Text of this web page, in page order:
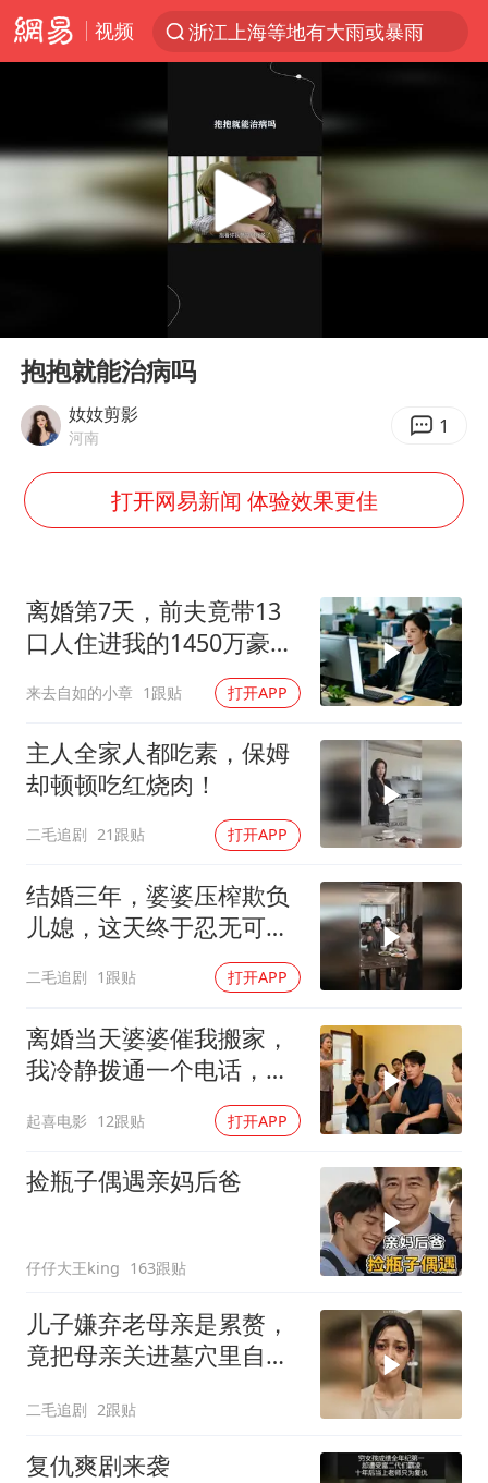
视频
浙江上海等地有大雨或暴雨
解锁各地夏日限定体验
金饰克价一夜涨回1300元
白海豚将正面袭击贯穿浙江
浙江台州《告全体市民书》
酒店回应车内过夜被收150元
牛津大学一纸声明甩不了锅
儿子陪躺平老爹体验外卖员火了
香港宏福苑火灾或由烟头引起
西贝创始人贾国龙押注鲜羊赛道
人民的健康、体质、幸福一脉相承
Play
抱抱就能治病吗
奻奻剪影
河南 1
打开网易新闻 体验效果更佳
离婚第7天，前夫竟带13
口人住进我的1450万豪
来去自如的小章 1跟贴 打开APP
主人全家人都吃素，保姆
却顿顿吃红烧肉！
二毛追剧 21跟贴 打开APP
结婚三年，婆婆压榨欺负
儿媳，这天终于忍无可
二毛追剧 1跟贴 打开APP
离婚当天婆婆催我搬家，
我冷静拨通一个电话，全
起喜电影 12跟贴 打开APP
捡瓶子偶遇亲妈后爸
仔仔大王king 163跟贴
儿子嫌弃老母亲是累赘，
竟把母亲关进墓穴里自生
二毛追剧 2跟贴
复仇爽剧来袭